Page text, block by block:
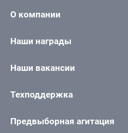
О компании
Наши награды
Наши вакансии
Техподдержка
Предвыборная агитация